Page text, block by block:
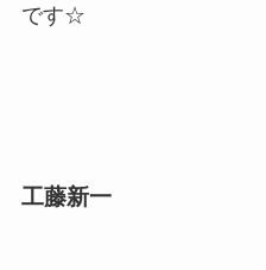
です☆
工藤新一